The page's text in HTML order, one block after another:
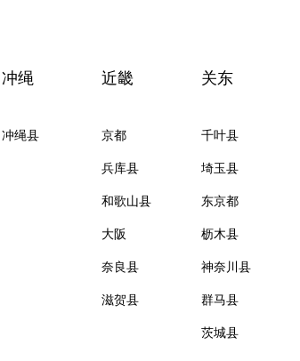
冲绳
冲绳县
近畿
京都
兵库县
和歌山县
大阪
奈良县
滋贺县
关东
千叶县
埼玉县
东京都
枥木县
神奈川县
群马县
茨城县